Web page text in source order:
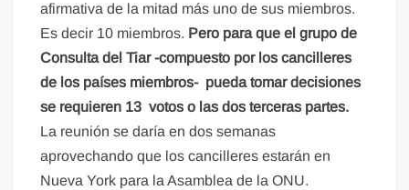
afirmativa de la mitad más uno de sus miembros.
Es decir 10 miembros. Pero para que el grupo de
Consulta del Tiar -compuesto por los cancilleres
de los países miembros- pueda tomar decisiones
se requieren 13 votos o las dos terceras partes.
La reunión se daría en dos semanas
aprovechando que los cancilleres estarán en
Nueva York para la Asamblea de la ONU.